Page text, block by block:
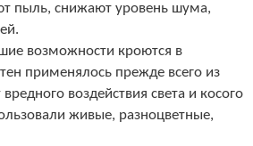
пыль, снижают уровень шума,
возможности кроются в
применялось прежде всего из
воздействия света и косого
живые, разноцветные,